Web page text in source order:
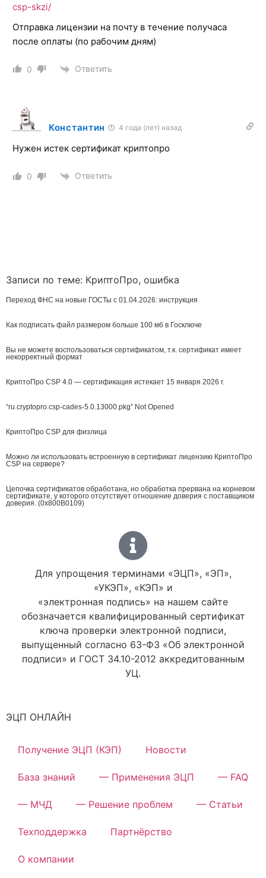
csp-skzi/
Отправка лицензии на почту в течение получаса
после оплаты (по рабочим дням)
0 Ответить
Константин 4 года (лет) назад
Нужен истек сертификат криптопро
0 Ответить
Записи по теме: КриптоПро, ошибка
Переход ФНС на новые ГОСТы с 01.04.2026: инструкция
Как подписать файл размером больше 100 мб в Госключе
Вы не можете воспользоваться сертификатом, т.к. сертификат имеет
некорректный формат
КриптоПро CSP 4.0 — сертификация истекает 15 января 2026 г.
“ru.cryptopro.csp-cades-5.0.13000.pkg” Not Opened
КриптоПро CSP для физлица
Можно ли использовать встроенную в сертификат лицензию КриптоПро
CSP на сервере?
Цепочка сертификатов обработана, но обработка прервана на корневом
сертификате, у которого отсутствует отношение доверия с поставщиком
доверия. (0x800B0109)
Для упрощения терминами «ЭЦП», «ЭП»,
«УКЭП», «КЭП» и
«электронная подпись» на нашем сайте
обозначается квалифицированный сертификат
ключа проверки электронной подписи,
выпущенный согласно 63-ФЗ «Об электронной
подписи» и ГОСТ 34.10-2012 аккредитованным
УЦ.
ЭЦП ОНЛАЙН
Получение ЭЦП (КЭП) Новости
База знаний — Применения ЭЦП — FAQ
— МЧД — Решение проблем — Статьи
Техподдержка Партнёрство
О компании